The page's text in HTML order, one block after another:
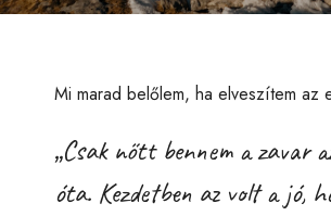
Mi marad belőlem, ha elveszítem az
„Csak nőtt bennem a zavar
óta. Kezdetben az volt a jó,